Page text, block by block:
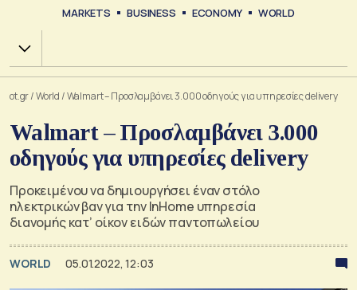
MARKETS BUSINESS ECONOMY WORLD
Χ.Α.
ot.gr/World /Walmart – Προσλαμβάνει 3.000 οδηγούς για υπηρεσίες delivery
Walmart – Προσλαμβάνει 3.000
οδηγούς για υπηρεσίες delivery
Προκειμένου να δημιουργήσει έναν στόλο
ηλεκτρικών βαν για την InHome υπηρεσία
διανομής κατ’ οίκον ειδών παντοπωλείου
WORLD 05.01.2022, 12:03